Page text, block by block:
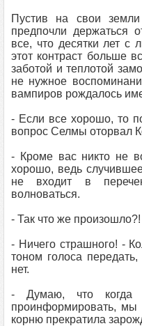
Пустив на свои
предпочли держаться
все, что десятки лет с
этот контраст больше
заботой и теплотой
не нужное
вампиров рождалось
- Если все хорошо, то
вопрос Селмы оторвал
- Кроме вас никто не
хорошо, ведь
не входит в
волноваться.
- Так что же произошло?!
- Ничего страшного! -
тоном голоса
нет.
- Думаю, что когда
проинформировать, мы
корню прекратила